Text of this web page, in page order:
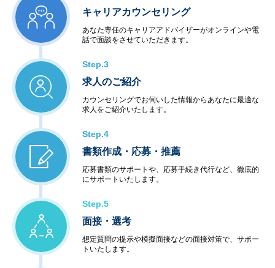
キャリアカウンセリング
あなた専任のキャリアアドバイザーがオンラインや電
話で面談をさせていただきます。
Step.3
求人のご紹介
カウンセリングでお伺いした情報からあなたに最適な
求人をご紹介いたします。
Step.4
書類作成・応募・推薦
応募書類のサポートや、応募手続き代行など、徹底的
にサポートいたします。
Step.5
面接・選考
想定質問の提示や模擬面接などの面接対策で、サポー
トいたします。